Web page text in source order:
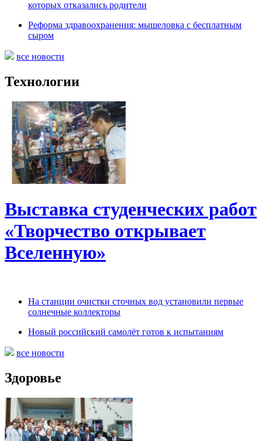
которых отказались родители
Реформа здравоохранения: мышеловка с бесплатным
сыром
все новости
Технологии
Выставка студенческих работ
«Творчество открывает
Вселенную»
На станции очистки сточных вод установили первые
солнечные коллекторы
Новый российский самолёт готов к испытаниям
все новости
Здоровье